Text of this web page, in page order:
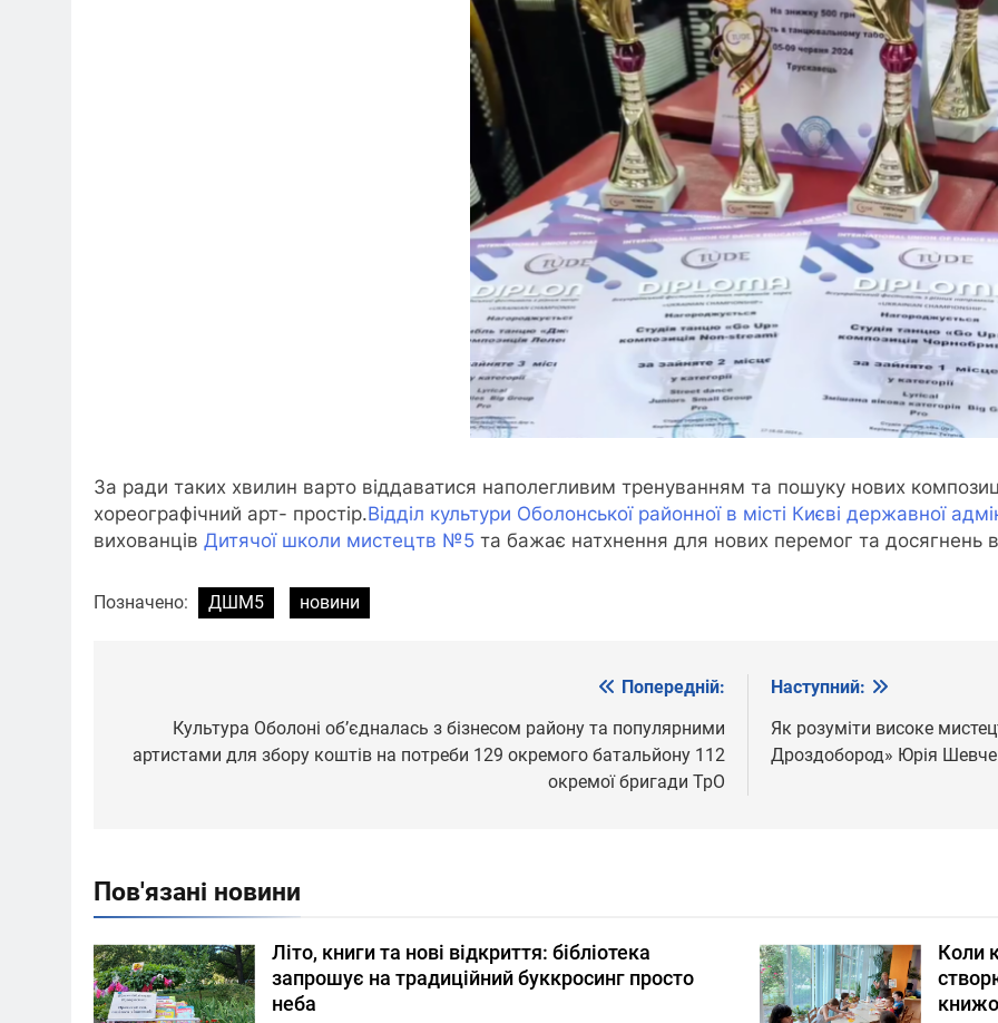
За ради таких хвилин варто віддаватися наполегливим тренуванням та пошуку нових
хореографічний арт- простір.Відділ культури Оболонської районної в місті Києві державної
вихованців Дитячої школи мистецтв №5 та бажає натхнення для нових перемог та досягнень
Позначено: ДШМ5 новини
записів
Попередній:
Культура Оболоні об’єдналась з бізнесом району та популярними
артистами для збору коштів на потреби 129 окремого батальйону 112
окремої бригади ТрО
Наступний:
Як розуміти високе
Дроздобород» Юрія
Пов'язані новини
Літо, книги та нові відкриття: бібліотека
запрошує на традиційний буккросинг просто
неба
Коли